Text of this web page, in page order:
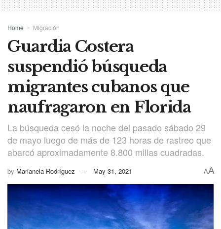
Home Migración
Guardia Costera
suspendió búsqueda
migrantes cubanos que
naufragaron en Florida
La búsqueda cesó la noche del pasado sábado 29
de mayo luego de más de 123 horas de rastreo que
abarcó aproximadamente 8.800 millas cuadradas.
by Marianela Rodríguez May 31, 2021 AA